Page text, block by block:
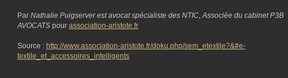
Par Nathalie Puigserver est avocat spécialiste des NTIC, Associée du cabinet P3B
AVOCATS pour association-aristote.fr
Source : http://www.association-aristote.fr/doku.php/sem_etextile?&#e-
textile_et_accessoires_intelligents